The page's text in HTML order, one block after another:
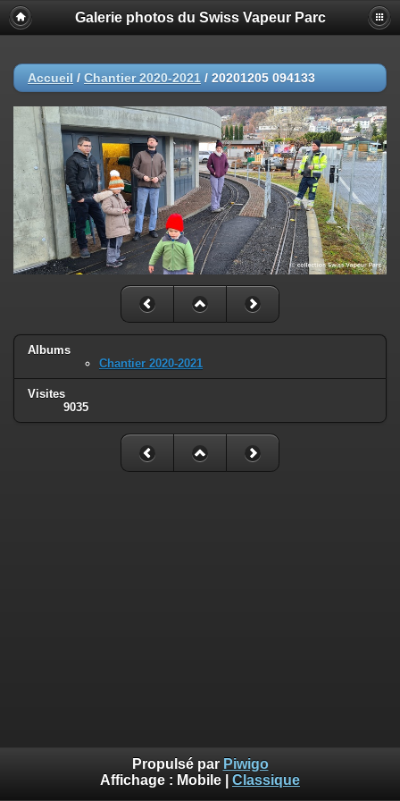
Galerie photos du Swiss Vapeur Parc
Accueil / Chantier 2020-2021 / 20201205 094133
Albums
Chantier 2020-2021
Visites
9035
Propulsé par Piwigo
Affichage : Mobile Classique